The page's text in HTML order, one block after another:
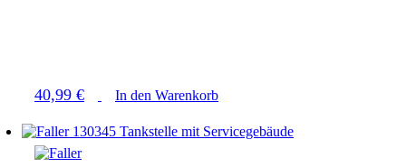
40,99 € In den Warenkorb